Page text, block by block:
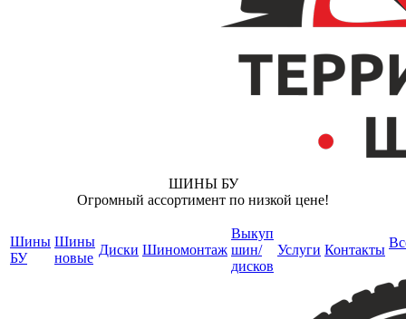
ШИНЫ БУ
Огромный ассортимент по низкой цене!
Шины
БУ
Шины
новые
Диски Шиномонтаж
Выкуп
шин/
дисков
Услуги Контакты